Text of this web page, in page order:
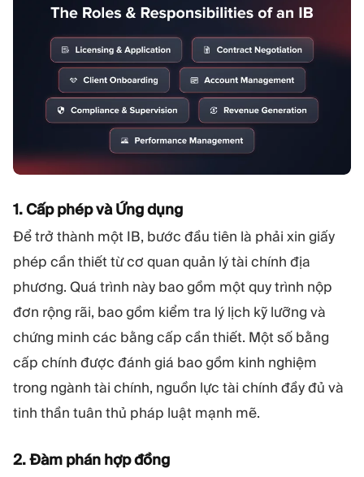
1. Cấp phép và Ứng dụng
Để trở thành một IB, bước đầu tiên là phải xin giấy
phép cần thiết từ cơ quan quản lý tài chính địa
phương. Quá trình này bao gồm một quy trình nộp
đơn rộng rãi, bao gồm kiểm tra lý lịch kỹ lưỡng và
chứng minh các bằng cấp cần thiết. Một số bằng
cấp chính được đánh giá bao gồm kinh nghiệm
trong ngành tài chính, nguồn lực tài chính đầy đủ và
tinh thần tuân thủ pháp luật mạnh mẽ.
2. Đàm phán hợp đồng